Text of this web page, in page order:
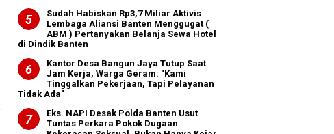
‎Sudah Habiskan Rp3,7 Miliar ‎Aktivis
Lembaga Aliansi Banten Menggugat (
ABM ) Pertanyakan Belanja Sewa Hotel
di Dindik Banten
Kantor Desa Bangun Jaya Tutup Saat
Jam Kerja, Warga Geram: "Kami
Tinggalkan Pekerjaan, Tapi Pelayanan
Tidak Ada"
Eks. NAPI Desak Polda Banten Usut
Tuntas Perkara Pokok Dugaan